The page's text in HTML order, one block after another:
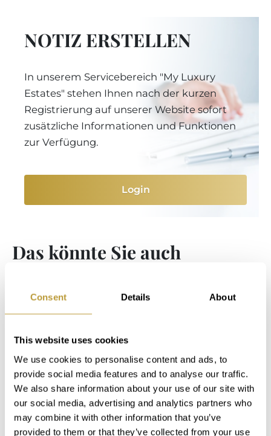
Consent Details About
This website uses cookies
We use cookies to personalise content and ads, to
provide social media features and to analyse our traffic.
We also share information about your use of our site with
our social media, advertising and analytics partners who
may combine it with other information that you’ve
provided to them or that they’ve collected from your use
NOTIZ ERSTELLEN
In unserem Servicebereich "My Luxury
Estates" stehen Ihnen nach der kurzen
Registrierung auf unserer Website sofort
zusätzliche Informationen und Funktionen
zur Verfügung.
Login
Das könnte Sie auch